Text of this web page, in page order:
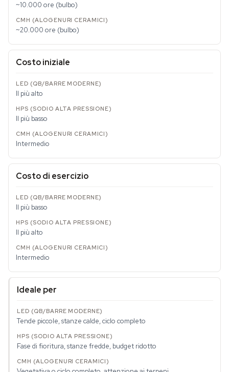
~10.000 ore (bulbo)
~20.000 ore (bulbo)
Costo iniziale
Il più alto
Il più basso
Intermedio
Costo di esercizio
Il più basso
Il più alto
Intermedio
Ideale per
Tende piccole, stanze calde, ciclo completo
Fase di fioritura, stanze fredde, budget ridotto